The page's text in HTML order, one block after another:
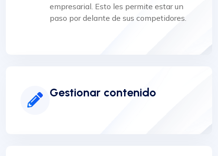
empresarial. Esto les permite estar un
paso por delante de sus competidores.
Gestionar contenido